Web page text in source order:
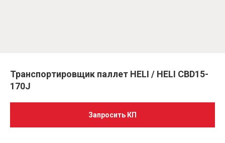
Транспортировщик паллет HELI / HELI CBD15-
170J
Запросить КП